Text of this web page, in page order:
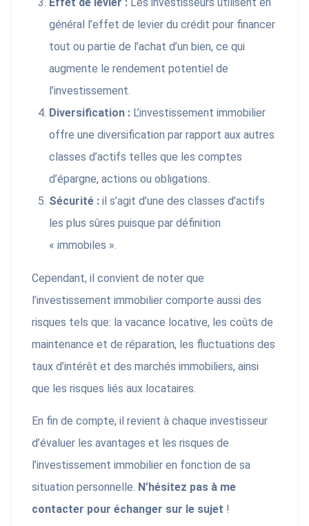
général l’effet de levier du crédit pour financer
tout ou partie de l’achat d’un bien, ce qui
augmente le rendement potentiel de
l’investissement.
Diversification : L’investissement immobilier
offre une diversification par rapport aux autres
classes d’actifs telles que les comptes
d’épargne, actions ou obligations.
Sécurité : il s’agit d’une des classes d’actifs
les plus sûres puisque par définition
« immobiles ».
Cependant, il convient de noter que
l’investissement immobilier comporte aussi des
risques tels que: la vacance locative, les coûts de
maintenance et de réparation, les fluctuations des
taux d’intérêt et des marchés immobiliers, ainsi
que les risques liés aux locataires.
En fin de compte, il revient à chaque investisseur
d’évaluer les avantages et les risques de
l’investissement immobilier en fonction de sa
situation personnelle. N’hésitez pas à me
contacter pour échanger sur le sujet !